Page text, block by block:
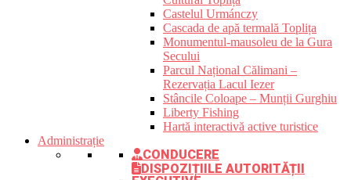
Castelul Urmánczy
Cascada de apă termală Toplița
Monumentul-mausoleu de la Gura
Secului
Parcul Național Călimani –
Rezervația Lacul Iezer
Stâncile Coloape – Munții Gurghiu
Liberty Fishing
Hartă interactivă active turistice
Administrație
CONDUCERE
DISPOZIȚIILE AUTORITĂȚII